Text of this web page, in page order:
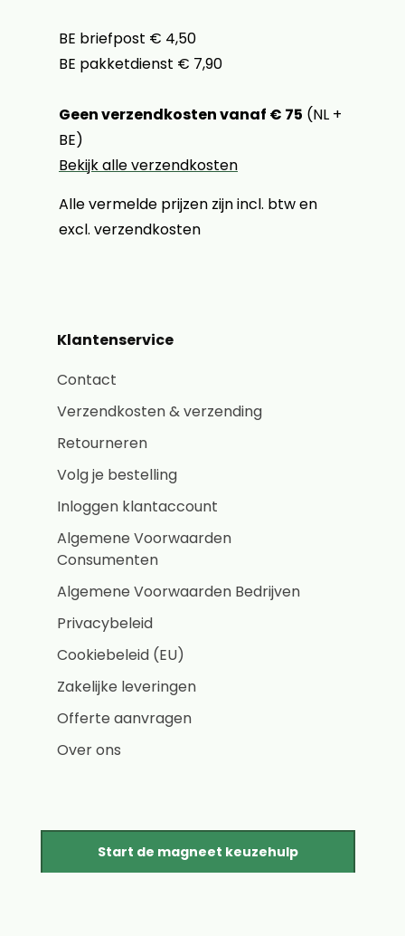
BE briefpost € 4,50
BE pakketdienst € 7,90
Geen verzendkosten vanaf € 75 (NL +
BE)
Bekijk alle verzendkosten
Alle vermelde prijzen zijn incl. btw en
excl. verzendkosten
Klantenservice
Contact
Verzendkosten & verzending
Retourneren
Volg je bestelling
Inloggen klantaccount
Algemene Voorwaarden
Consumenten
Algemene Voorwaarden Bedrijven
Privacybeleid
Cookiebeleid (EU)
Zakelijke leveringen
Offerte aanvragen
Over ons
Start de magneet keuzehulp